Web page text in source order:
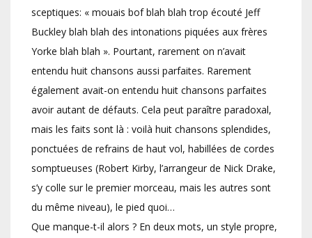
sceptiques: « mouais bof blah blah trop écouté Jeff
Buckley blah blah des intonations piquées aux frères
Yorke blah blah ». Pourtant, rarement on n’avait
entendu huit chansons aussi parfaites. Rarement
également avait-on entendu huit chansons parfaites
avoir autant de défauts. Cela peut paraître paradoxal,
mais les faits sont là : voilà huit chansons splendides,
ponctuées de refrains de haut vol, habillées de cordes
somptueuses (Robert Kirby, l’arrangeur de Nick Drake,
s’y colle sur le premier morceau, mais les autres sont
du même niveau), le pied quoi…
Que manque-t-il alors ? En deux mots, un style propre,